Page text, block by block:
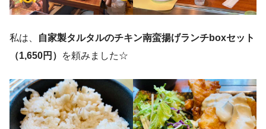
私は、
自家製タルタルのチキン南蛮揚げランチboxセット
（1,650円）
を頼みました☆